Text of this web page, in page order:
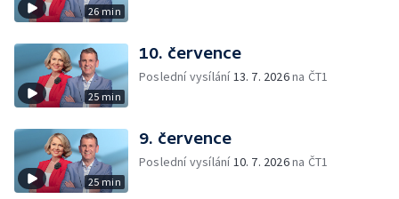
26 min
25 min
10. července
Poslední vysílání13. 7. 2026na ČT1
25 min
9. července
Poslední vysílání10. 7. 2026na ČT1